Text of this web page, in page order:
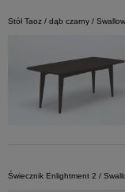
Stół Taoz / dąb czarny /
Świecznik Enlightment 2 /